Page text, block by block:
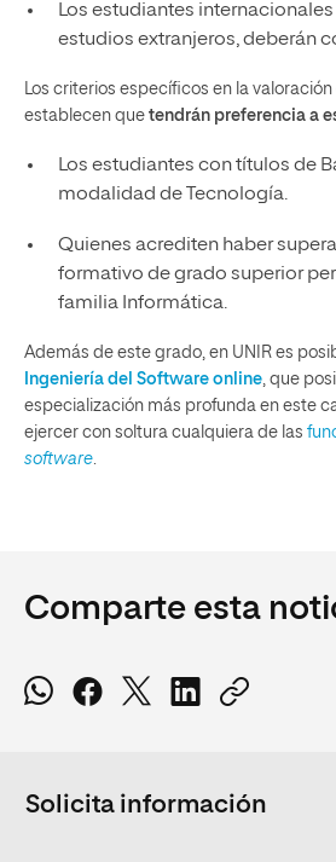
Los estudiantes
estudios extranjeros, deberán
Los criterios específicos en la
establecen que tendrán preferencia a
Los estudiantes con títulos de
modalidad de Tecnología.
Quienes acrediten haber
formativo de grado superior
familia Informática.
Además de este grado, en UNIR es
Ingeniería del Software online, que
especialización más profunda en este
ejercer con soltura cualquiera de las
software.
Comparte esta
Solicita información